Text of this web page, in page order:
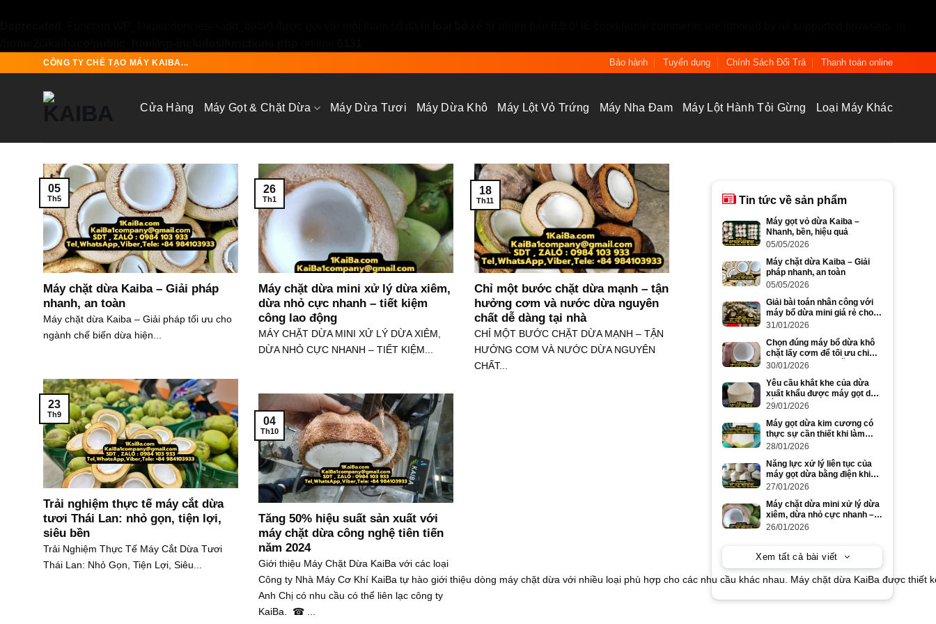
CÔNG TY CHẾ TẠO MÁY KAIBA... Bảo hành Tuyển dụng Chính Sách Đổi Trả Thanh toán online
Cửa Hàng Máy Gọt & Chặt Dừa Máy Dừa Tươi Máy Dừa Khô Máy Lột Vỏ Trứng Máy Nha Đam Máy Lột Hành Tỏi Gừng Loại Máy Khác
Máy chặt dừa Kaiba – Giải pháp
nhanh, an toàn
Máy chặt dừa Kaiba – Giải pháp tối ưu cho
ngành chế biến dừa hiện...
05
Th5
Máy chặt dừa mini xử lý dừa xiêm,
dừa nhỏ cực nhanh – tiết kiệm
công lao động
MÁY CHẶT DỪA MINI XỬ LÝ DỪA XIÊM,
DỪA NHỎ CỰC NHANH – TIẾT KIỆM...
26
Th1
Chỉ một bước chặt dừa mạnh – tận
hưởng cơm và nước dừa nguyên
chất dễ dàng tại nhà
CHỈ MỘT BƯỚC CHẶT DỪA MẠNH – TẬN
HƯỞNG CƠM VÀ NƯỚC DỪA NGUYÊN
CHẤT...
18
Th11
Trải nghiệm thực tế máy cắt dừa
tươi Thái Lan: nhỏ gọn, tiện lợi,
siêu bền
Trải Nghiệm Thực Tế Máy Cắt Dừa Tươi
Thái Lan: Nhỏ Gọn, Tiện Lợi, Siêu...
23
Th9
Tăng 50% hiệu suất sản xuất với
máy chặt dừa công nghệ tiên tiến
năm 2024
Giới thiệu Máy Chặt Dừa KaiBa với các loại
Công ty Nhà Máy Cơ Khí KaiBa tự hào giới thiệu dòng máy chặt dừa với nhiều loại phù hợp cho các nhu cầu khác nhau. Máy chặt dừa KaiBa được
Anh Chị có nhu cầu có thể liên lạc công ty
KaiBa. ☎ ...
04
Th10
Tin tức về sản phẩm
Máy gọt vỏ dừa Kaiba –
Nhanh, bền, hiệu quả
05/05/2026
Máy chặt dừa Kaiba – Giải
pháp nhanh, an toàn
05/05/2026
Giải bài toán nhân công với
máy bổ dừa mini giá rẻ cho
dừa to và dừa nhỏ
31/01/2026
Chọn đúng máy bổ dừa khô
chặt lấy cơm để tối ưu chi
phí và năng suất mỗi ngày
30/01/2026
Yêu cầu khắt khe của dừa
xuất khẩu được máy gọt dừa
bằng điện đáp ứng ra sao?
29/01/2026
Máy gọt dừa kim cương có
thực sự cần thiết khi làm
dừa xuất khẩu số lượng lớn?
28/01/2026
Năng lực xử lý liên tục của
máy gọt dừa bằng điện khi
gọt dừa to trong cao điểm
27/01/2026
Máy chặt dừa mini xử lý dừa
xiêm, dừa nhỏ cực nhanh –
tiết kiệm công lao động
26/01/2026
Xem tất cả bài viết